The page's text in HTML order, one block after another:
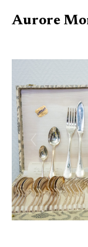
Aurore